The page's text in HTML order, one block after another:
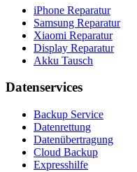
iPhone Reparatur
Samsung Reparatur
Xiaomi Reparatur
Display Reparatur
Akku Tausch
Datenservices
Backup Service
Datenrettung
Datenübertragung
Cloud Backup
Expresshilfe